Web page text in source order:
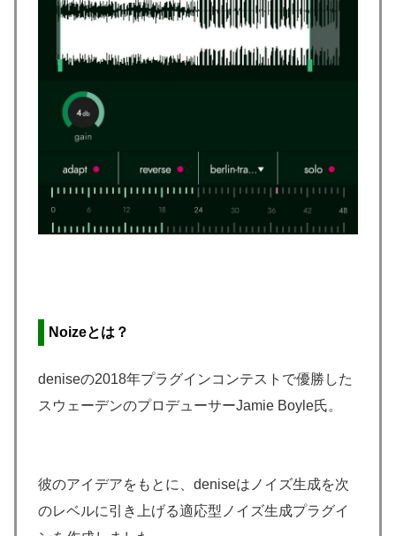
Noizeとは？
deniseの2018年プラグインコンテストで優勝した
スウェーデンのプロデューサーJamie Boyle氏。
彼のアイデアをもとに、deniseはノイズ生成を次
のレベルに引き上げる適応型ノイズ生成プラグイ